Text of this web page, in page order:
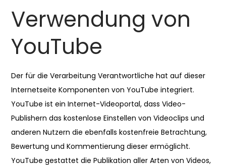
Verwendung von
YouTube
Der für die Verarbeitung Verantwortliche hat auf dieser
Internetseite Komponenten von YouTube integriert.
YouTube ist ein Internet-Videoportal, dass Video-
Publishern das kostenlose Einstellen von Videoclips und
anderen Nutzern die ebenfalls kostenfreie Betrachtung,
Bewertung und Kommentierung dieser ermöglicht.
YouTube gestattet die Publikation aller Arten von Videos,